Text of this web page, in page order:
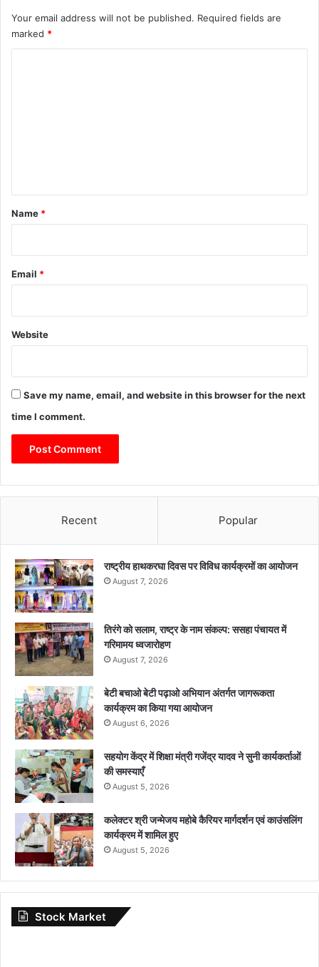
Your email address will not be published. Required fields are
marked *
*
Name *
Email *
Website
Save my name, email, and website in this browser for the next
time I comment.
Recent Popular
राष्ट्रीय हाथकरघा दिवस पर विविध कार्यक्रमों का आयोजन
August 7, 2026
तिरंगे को सलाम, राष्ट्र के नाम संकल्प: ससहा पंचायत में
गरिमामय ध्वजारोहण
August 7, 2026
बेटी बचाओ बेटी पढ़ाओ अभियान अंतर्गत जागरूकता
कार्यक्रम का किया गया आयोजन
August 6, 2026
सहयोग केंद्र में शिक्षा मंत्री गजेंद्र यादव ने सुनी कार्यकर्ताओं
की समस्याएँ
August 5, 2026
कलेक्टर श्री जन्मेजय महोबे कैरियर मार्गदर्शन एवं काउंसलिंग
कार्यक्रम में शामिल हुए
August 5, 2026
Stock Market